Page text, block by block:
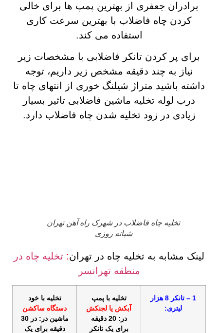
برادران جعفری از بهترین پمپ ها برای خالی
کردن چاه فاضلاب با بهترین سرعت کاری
استفاده می کند.
برای پر کردن تانکر فاضلابی با مشخصات زیر
نیاز به چند دقیقه مشخص زیر داریم، توجه
داشته باشید متراژ شیلنگ خوری از انتهای چاه تا
درب لوله تخلیه ماشین فاضلابی تاثیر بسیار
زیادی در زود تخلیه شدن چاه فاضلاب دارد.
تخلیه چاه فاضلاب در شهرک راه آهن تهران
شبانه روزی
لینک مشابه به تخلیه چاه در تهران: تخلیه چاه در
منطقه تهرانسر
1 – تانکر 8 هزار
لیتری:
تخلیه با پمپ
آبکش یا لجنکش
در: 20 دقیقه
برای یک تانکر
تخلیه با خود
دستگاه ساکشن
ماشین در: در 30
دقیقه برای یک